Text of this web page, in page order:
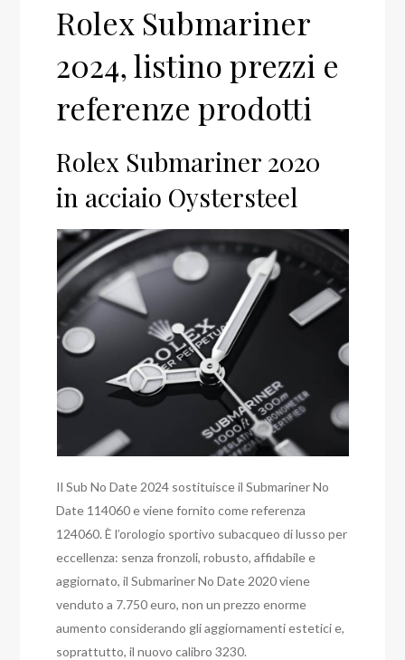
Rolex Submariner
2024, listino prezzi e
referenze prodotti
Rolex Submariner 2020
in acciaio Oystersteel
Il Sub No Date 2024 sostituisce il Submariner No
Date 114060 e viene fornito come referenza
124060. È l’orologio sportivo subacqueo di lusso per
eccellenza: senza fronzoli, robusto, affidabile e
aggiornato, il Submariner No Date 2020 viene
venduto a 7.750 euro, non un prezzo enorme
aumento considerando gli aggiornamenti estetici e,
soprattutto, il nuovo calibro 3230.